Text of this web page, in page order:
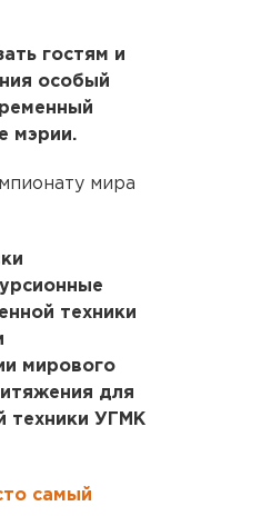
гостям и
особый
мэрии.
мира
техники
мирового
для
техники УГМК
самый